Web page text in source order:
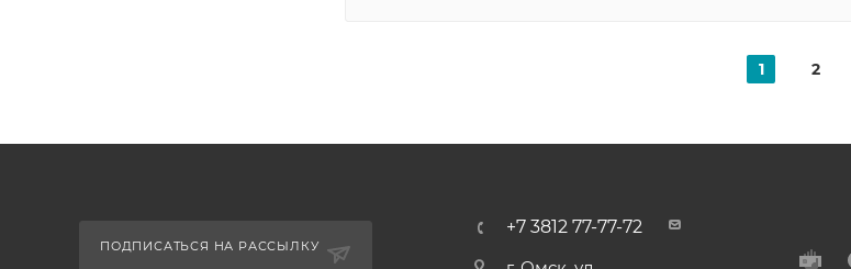
1 2
ПОДПИСАТЬСЯ НА РАССЫЛКУ
+7 3812 77-77-72